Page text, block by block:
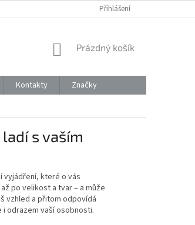
Přihlášení
NÁKUPNÍ
Prázdný košík
Kontakty
Značky
s vaším
vyjádření, které o vás
po velikost a tvar – a může
vzhled a přitom odpovídá
odrazem vaší osobnosti.